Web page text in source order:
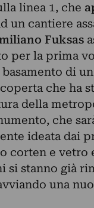
linea 1, che
un cantiere
Fuksas
per la prima
di
che ha
della
che
ideata dai
corten e vetro
si stanno già
una